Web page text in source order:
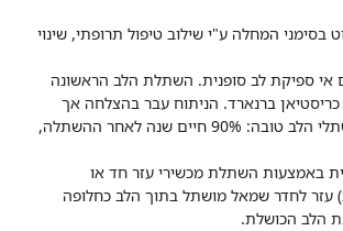
המחלה ע"י שילוב טיפול תרופתי, שינוי
אי ספיקת לב סופנית. השתלת הלב הראשונה
בראשות פרופ' כריסטיאן ברנארד. הניתוח עבר בהצלחה אך
המושתל נפטר לאחר 18 ימים בשל זיהום. כיום ההישרדות של מושתלי הלב טובה: 90% חיים שנה לאחר ההשתלה,
באמצעות השתלת מכשירי עזר חד או
עזר לחדר שמאל מושתל בתוך הלב כחלופה
הלב הכושלת.